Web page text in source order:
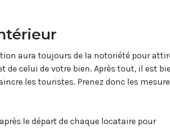
aura toujours de la notoriété pour
de celui de votre bien. Après tout, il est
les touristes. Prenez donc les
le départ de chaque locataire pour